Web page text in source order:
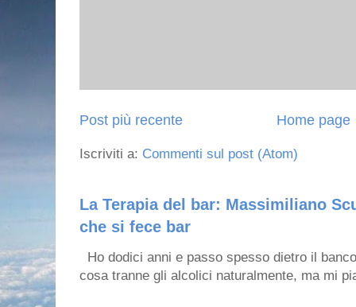
Post più recente Home page
Iscriviti a: Commenti sul post (Atom)
La Terapia del bar: Massimiliano
che si fece bar
Ho dodici anni e passo spesso dietro il
cosa tranne gli alcolici naturalmente, ma mi